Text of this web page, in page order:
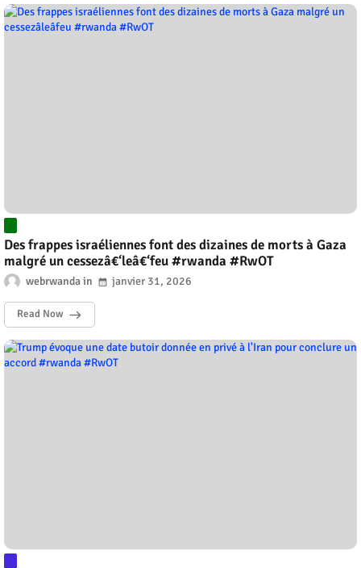
Des frappes israéliennes font des dizaines de morts à Gaza
malgré un cessezâ€‘leâ€‘feu #rwanda #RwOT
webrwanda janvier 31, 2026
Read Now